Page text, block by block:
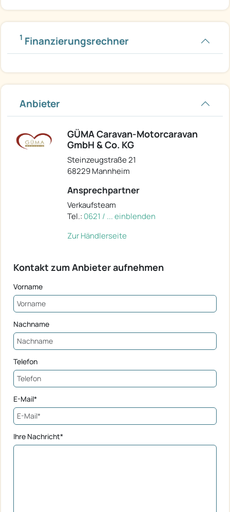
1 Finanzierungsrechner
Anbieter
GÜMA Caravan-Motorcaravan
GmbH & Co. KG
Steinzeugstraße 21
68229 Mannheim
Ansprechpartner
Verkaufsteam
Tel.: 0621 / ... einblenden
Zur Händlerseite
Kontakt zum Anbieter aufnehmen
Vorname
Nachname
Telefon
E-Mail*
Ihre Nachricht*